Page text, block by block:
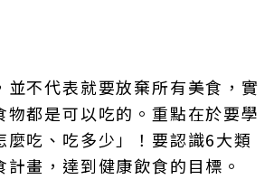
並不代表就要放棄所有美食，實
物都是可以吃的。重點在於要學
麼吃、吃多少」！要認識6大類
畫，達到健康飲食的目標。